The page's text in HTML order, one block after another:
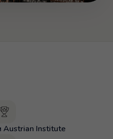
Austrian Institute